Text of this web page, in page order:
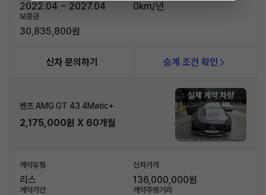
2022.04 ~ 2027.04 0km/년
보증금
30,835,800원
신차 문의하기 승계 조건 확인
벤츠 AMG GT 43 4Matic+
2,175,000원 X 60개월
실제 계약 차량
계약유형
리스
신차가격
136,000,000원
계약기간 계약주행거리